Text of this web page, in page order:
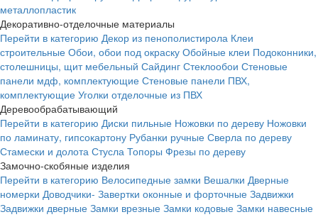
металлопластик
Декоративно-отделочные материалы
Перейти в категорию Декор из пенополистирола Клеи
строительные Обои, обои под окраску Обойные клеи Подоконники,
столешницы, щит мебельный Сайдинг Стеклообои Стеновые
панели мдф, комплектующие Стеновые панели ПВХ,
комплектующие Уголки отделочные из ПВХ
Деревообрабатывающий
Перейти в категорию Диски пильные Ножовки по дереву Ножовки
по ламинату, гипсокартону Рубанки ручные Сверла по дереву
Стамески и долота Стусла Топоры Фрезы по дереву
Замочно-скобяные изделия
Перейти в категорию Велосипедные замки Вешалки Дверные
номерки Доводчики- Завертки оконные и форточные Задвижки
Задвижки дверные Замки врезные Замки кодовые Замки навесные